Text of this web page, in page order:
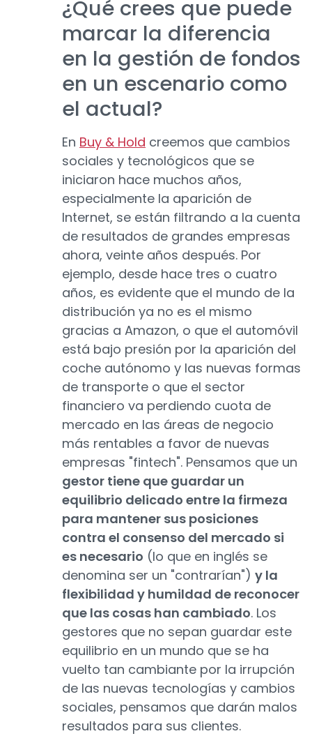
¿Qué crees que puede
marcar la diferencia
en la gestión de fondos
en un escenario como
el actual?
En Buy & Hold creemos que cambios
sociales y tecnológicos que se
iniciaron hace muchos años,
especialmente la aparición de
Internet, se están filtrando a la cuenta
de resultados de grandes empresas
ahora, veinte años después. Por
ejemplo, desde hace tres o cuatro
años, es evidente que el mundo de la
distribución ya no es el mismo
gracias a Amazon, o que el automóvil
está bajo presión por la aparición del
coche autónomo y las nuevas formas
de transporte o que el sector
financiero va perdiendo cuota de
mercado en las áreas de negocio
más rentables a favor de nuevas
empresas "fintech". Pensamos que un
gestor tiene que guardar un
equilibrio delicado entre la firmeza
para mantener sus posiciones
contra el consenso del mercado si
es necesario (lo que en inglés se
denomina ser un "contrarían") y la
flexibilidad y humildad de reconocer
que las cosas han cambiado. Los
gestores que no sepan guardar este
equilibrio en un mundo que se ha
vuelto tan cambiante por la irrupción
de las nuevas tecnologías y cambios
sociales, pensamos que darán malos
resultados para sus clientes.